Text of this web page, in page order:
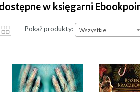
w księgarni
Pokaż produkty: Wszystkie